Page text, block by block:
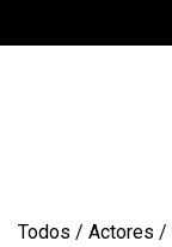
Todos / Actores /